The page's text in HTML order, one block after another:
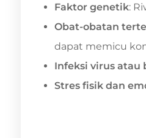
Faktor genetik:
Obat-obatan
dapat memicu
Infeksi virus atau
Stres fisik dan